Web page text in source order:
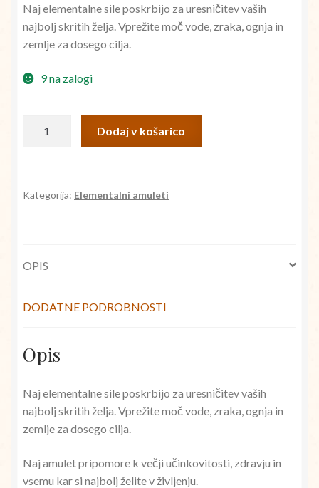
je
bila:
je:
€10,00.
Naj elementalne sile poskrbijo za uresničitev vaših
najbolj skritih želja. Vprežite moč vode, zraka, ognja in
zemlje za dosego cilja.
9 na zalogi
količina
Dodaj v košarico
Kategorija: Elementalni amuleti
OPIS
DODATNE PODROBNOSTI
Opis
Naj elementalne sile poskrbijo za uresničitev vaših
najbolj skritih želja. Vprežite moč vode, zraka, ognja in
zemlje za dosego cilja.
Naj amulet pripomore k večji učinkovitosti, zdravju in
vsemu kar si najbolj želite v življenju.